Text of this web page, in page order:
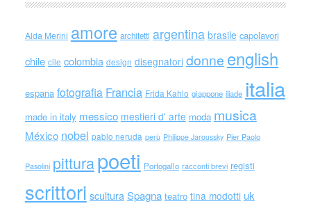
Alda Merini amore architetti argentina brasile capolavori
chile cile colombia design disegnatori donne english
espana fotografia Francia Frida Kahlo giappone iliade italia
made in italy messico mestieri d' arte moda musica
México nobel pablo neruda perù Philippe Jaroussky Pier Paolo
Pasolini pitturapoeti Portogallo racconti brevi registi
scrittori scultura Spagna teatro tina modotti uk